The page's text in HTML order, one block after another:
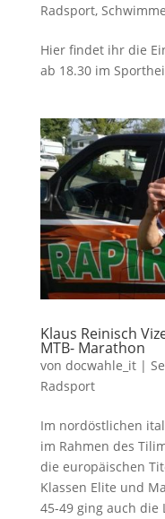
Radsport,
Hier findet ihr die
ab 18.30 im
Klaus Reinisch
MTB- Marathon
von docwahle_it|
Radsport
Im nordöstlichen
im Rahmen des
die europäischen
Klassen Elite und
45-49 ging auch die